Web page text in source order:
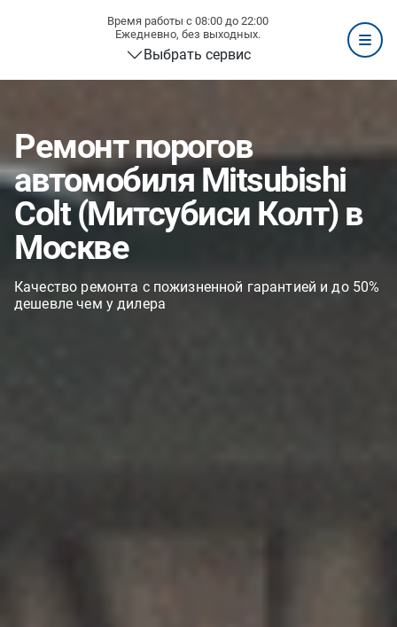
Время работы с 08:00 до 22:00
Ежедневно, без выходных.
Выбрать сервис
Ремонт порогов
автомобиля Mitsubishi
Colt (Митсубиси Колт) в
Москве
Качество ремонта с пожизненной гарантией и до 50%
дешевле чем у дилера